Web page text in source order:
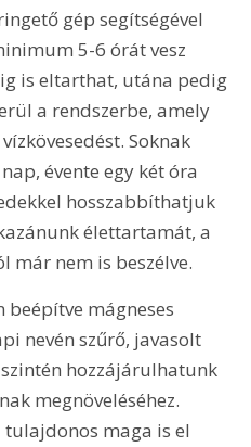
gép segítségével
5-6 órát vesz
is eltarthat, utána pedig
a rendszerbe, amely
Soknak
évente egy két óra
hosszabbíthatjuk
élettartamát, a
nem is beszélve.
beépítve mágneses
nevén szűrő, javasolt
hozzájárulhatunk
megnöveléséhez.
tulajdonos maga is el